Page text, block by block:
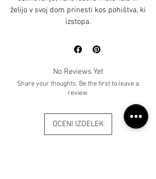
želijo v svoj dom prinesti kos pohištva, ki
izstopa.
No Reviews Yet
Share your thoughts. Be the first to leave a
review.
OCENI IZDELEK